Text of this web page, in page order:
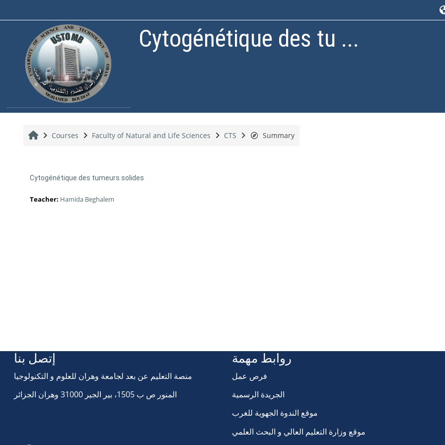
Cytogénétique des tu ...
Home
Courses Faculty of Natural and Life Sciences CTS Summary
Cytogénétique des tumeurs solides
Teacher: Hamida Beghalem
إتصل بنا
منصة التعليم عن بعد لجامعة وهران للعلوم و التكنولوجيا
المنور ص ب 1505، بير الجير 31000 وهران الجزائر
روابط مهمة
فرص عمل
الجريدة الرسمية
موقع الندوة الجهوية للغرب
موقع وزارة التعليم العالي و البحث العلمي